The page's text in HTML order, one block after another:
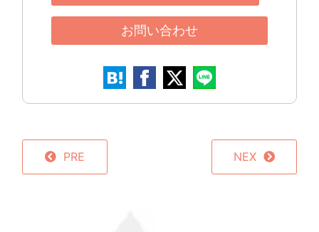
お問い合わせ
PRE NEX